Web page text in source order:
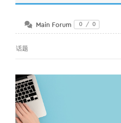
Main Forum 0 / 0
话题